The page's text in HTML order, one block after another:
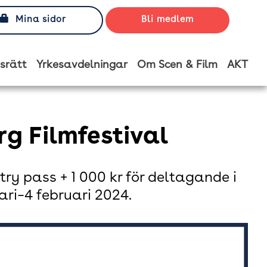
Mina sidor Bli medlem
Yrkesavdelningar Om Scen & Film AKT
Filmfestival
pass + 1 000 kr för deltagande i
februari 2024.